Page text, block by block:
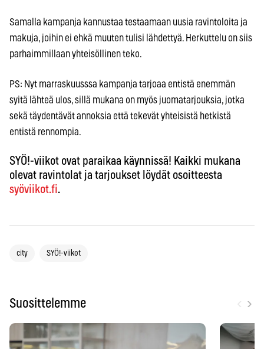
Samalla kampanja kannustaa testaamaan uusia ravintoloita ja
makuja, joihin ei ehkä muuten tulisi lähdettyä. Herkuttelu on siis
parhaimmillaan yhteisöllinen teko.
PS: Nyt marraskuusssa kampanja tarjoaa entistä enemmän
syitä lähteä ulos, sillä mukana on myös juomatarjouksia, jotka
sekä täydentävät annoksia että tekevät yhteisistä hetkistä
entistä rennompia.
SYÖ!-viikot ovat paraikaa käynnissä! Kaikki mukana
olevat ravintolat ja tarjoukset löydät osoitteesta
syöviikot.fi.
city SYÖ!-viikot
Suosittelemme ›